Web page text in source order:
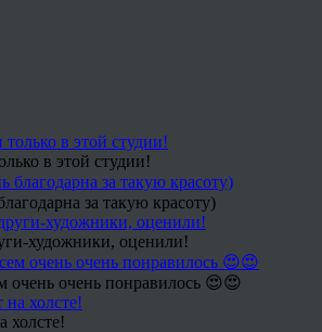
в этой студии!
за такую красоту)
художники, оценили!
очень очень понравилось 😍😍
холсте!